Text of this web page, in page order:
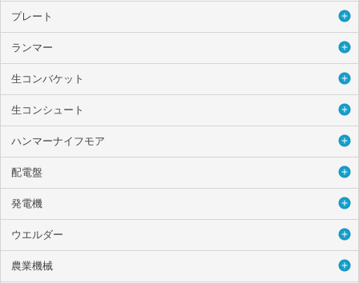
プレート
ランマー
生コンバケット
生コンシュート
ハンマーナイフモア
配電盤
発電機
ウエルダー
農業機械